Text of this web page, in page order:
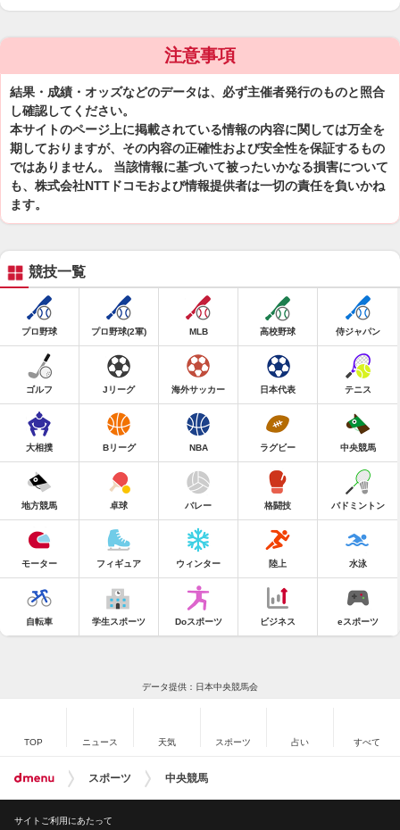
注意事項
結果・成績・オッズなどのデータは、必ず主催者発行のものと照合
し確認してください。
本サイトのページ上に掲載されている情報の内容に関しては万全を
期しておりますが、その内容の正確性および安全性を保証するもの
ではありません。 当該情報に基づいて被ったいかなる損害について
も、株式会社NTTドコモおよび情報提供者は一切の責任を負いかね
ます。
競技一覧
プロ野球 プロ野球(2軍) MLB 高校野球 侍ジャパン
ゴルフ Jリーグ 海外サッカー 日本代表 テニス
大相撲 Bリーグ NBA ラグビー 中央競馬
地方競馬 卓球 バレー 格闘技 バドミントン
モーター フィギュア ウィンター 陸上 水泳
自転車 学生スポーツ Doスポーツ ビジネス eスポーツ
データ提供：日本中央競馬会
TOP ニュース 天気 スポーツ 占い すべて
スポーツ 中央競馬
サイトご利用にあたって